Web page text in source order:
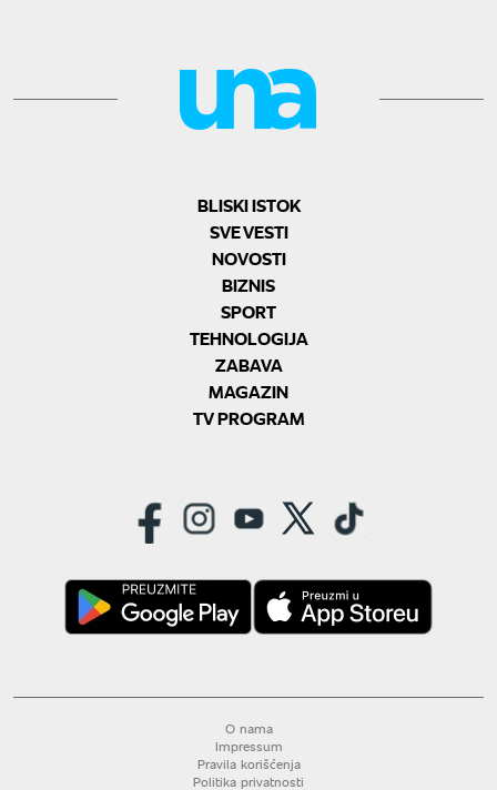
BLISKI ISTOK
SVE VESTI
NOVOSTI
BIZNIS
SPORT
TEHNOLOGIJA
ZABAVA
MAGAZIN
TV PROGRAM
O nama
Impressum
Pravila korišćenja
Politika privatnosti